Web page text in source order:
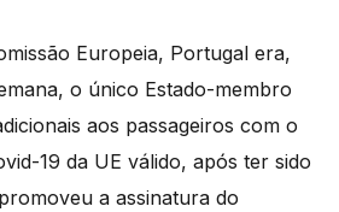
Europeia, Portugal era,
o único Estado-membro
aos passageiros com o
19 da UE válido, após ter sido
a assinatura do